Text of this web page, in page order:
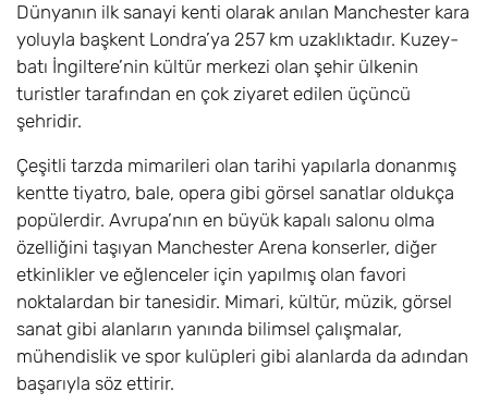
Dünyanın ilk sanayi kenti olarak anılan Manchester kara
yoluyla başkent Londra’ya 257 km uzaklıktadır. Kuzey-
batı İngiltere’nin kültür merkezi olan şehir ülkenin
turistler tarafından en çok ziyaret edilen üçüncü
şehridir.
Çeşitli tarzda mimarileri olan tarihi yapılarla donanmış
kentte tiyatro, bale, opera gibi görsel sanatlar oldukça
popülerdir. Avrupa’nın en büyük kapalı salonu olma
özelliğini taşıyan Manchester Arena konserler, diğer
etkinlikler ve eğlenceler için yapılmış olan favori
noktalardan bir tanesidir. Mimari, kültür, müzik, görsel
sanat gibi alanların yanında bilimsel çalışmalar,
mühendislik ve spor kulüpleri gibi alanlarda da adından
başarıyla söz ettirir.